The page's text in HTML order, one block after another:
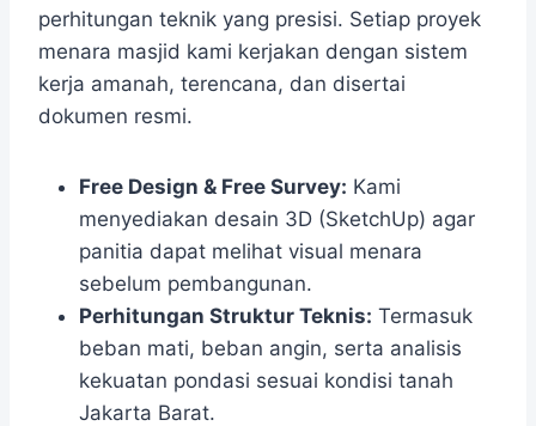
perhitungan teknik yang presisi. Setiap proyek
menara masjid kami kerjakan dengan sistem
kerja amanah, terencana, dan disertai
dokumen resmi.
Free Design & Free Survey: Kami
menyediakan desain 3D (SketchUp) agar
panitia dapat melihat visual menara
sebelum pembangunan.
Perhitungan Struktur Teknis: Termasuk
beban mati, beban angin, serta analisis
kekuatan pondasi sesuai kondisi tanah
Jakarta Barat.